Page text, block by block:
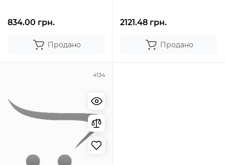
834.00 грн.
Продано
2121.48 грн.
Продано
4134